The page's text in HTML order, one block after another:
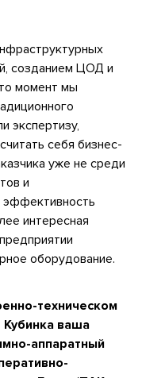
созданием ЦОД и
момент мы
экспертизу,
себя бизнес-
уже не среди
и
эффективность
интересная
оборудование.
техническом
ваша
аппаратный